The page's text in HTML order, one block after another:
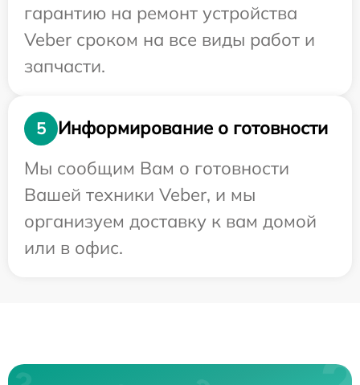
гарантию на ремонт устройства
Veber сроком на все виды работ и
запчасти.
5
Информирование о готовности
Мы сообщим Вам о готовности
Вашей техники Veber, и мы
организуем доставку к вам домой
или в офис.